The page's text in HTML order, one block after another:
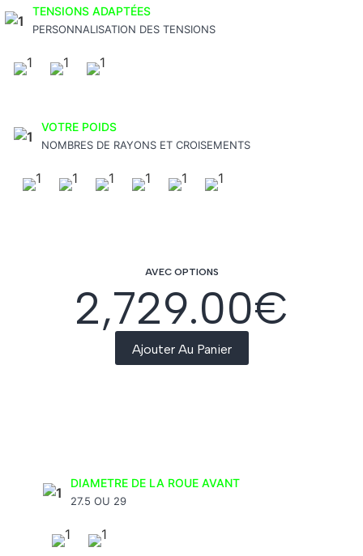
TENSIONS ADAPTÉES
PERSONNALISATION DES TENSIONS
VOTRE POIDS
NOMBRES DE RAYONS ET CROISEMENTS
AVEC OPTIONS
2,729.00€
Ajouter Au Panier
DIAMETRE DE LA ROUE AVANT
27.5 OU 29